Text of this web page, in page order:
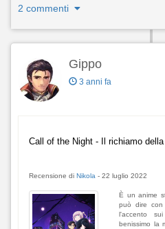
2 commenti
Gippo
3 anni fa
Call of the Night - Il richiamo
Recensione di Nikola - 22 luglio 2022
È un anime
può dire con
l'accento
benissimo la